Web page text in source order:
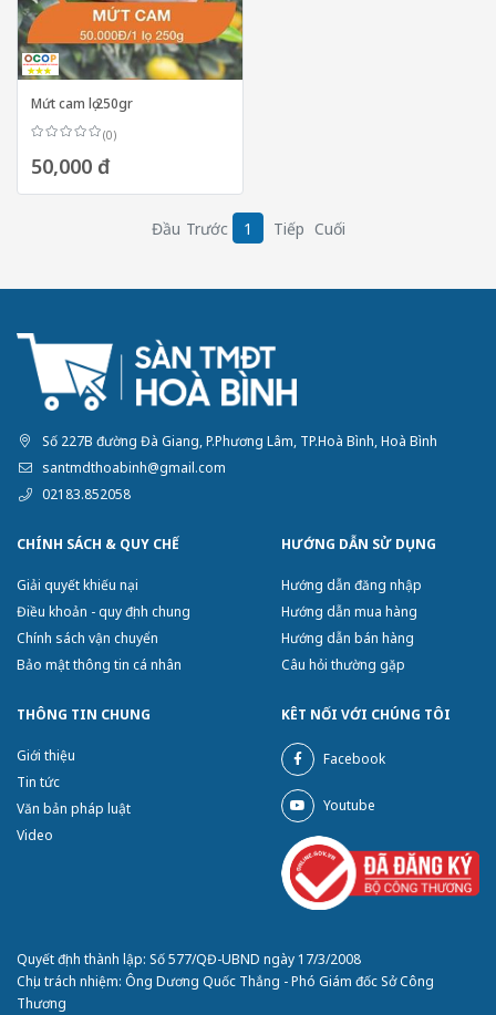
Mứt cam lọ 250gr
(0)
50,000 đ
Đầu Trước 1 Tiếp Cuối
Số 227B đường Đà Giang, P.Phương Lâm, TP.Hoà Bình, Hoà Bình
santmdthoabinh@gmail.com
02183.852058
CHÍNH SÁCH & QUY CHẾ
Giải quyết khiếu nại
Điều khoản - quy định chung
Chính sách vận chuyển
Bảo mật thông tin cá nhân
HƯỚNG DẪN SỬ DỤNG
Hướng dẫn đăng nhập
Hướng dẫn mua hàng
Hướng dẫn bán hàng
Câu hỏi thường gặp
THÔNG TIN CHUNG
Giới thiệu
Tin tức
Văn bản pháp luật
Video
KÊT NỐI VỚI CHÚNG TÔI
Facebook
Youtube
Quyết định thành lập: Số 577/QĐ-UBND ngày 17/3/2008
Chịu trách nhiệm: Ông Dương Quốc Thắng - Phó Giám đốc Sở Công
Thương